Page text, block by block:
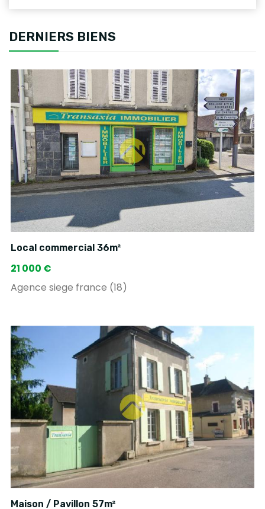
DERNIERS BIENS
Local commercial 36m²
21 000 €
Agence siege france (18)
Maison / Pavillon 57m²